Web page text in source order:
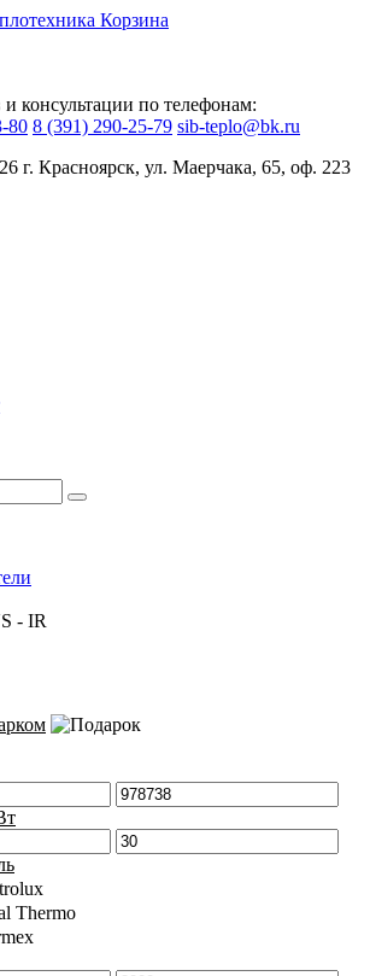
Корзина
и консультации по телефонам:
80 8 (391) 290-25-79 sib-teplo@bk.ru
г. Красноярск, ул. Маерчака, 65, оф. 223
- IR
Thermo